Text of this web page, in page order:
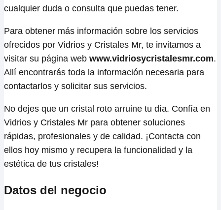
cualquier duda o consulta que puedas tener.
Para obtener más información sobre los servicios
ofrecidos por Vidrios y Cristales Mr, te invitamos a
visitar su página web www.vidriosycristalesmr.com.
Allí encontrarás toda la información necesaria para
contactarlos y solicitar sus servicios.
No dejes que un cristal roto arruine tu día. Confía en
Vidrios y Cristales Mr para obtener soluciones
rápidas, profesionales y de calidad. ¡Contacta con
ellos hoy mismo y recupera la funcionalidad y la
estética de tus cristales!
Datos del negocio